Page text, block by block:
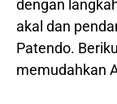
dengan
akal dan
Patendo.
memudahkan